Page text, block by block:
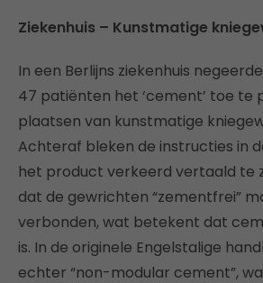
Ziekenhuis – Kunstmatige
In een Berlijns ziekenhuis
47 patiënten het ‘cement’ toe te
plaatsen van kunstmatige
Achteraf bleken de instructies in
het product verkeerd vertaald te
dat de gewrichten “zementfrei”
verbonden, wat betekent dat
is. In de originele Engelstalige
echter “non-modular cement”,